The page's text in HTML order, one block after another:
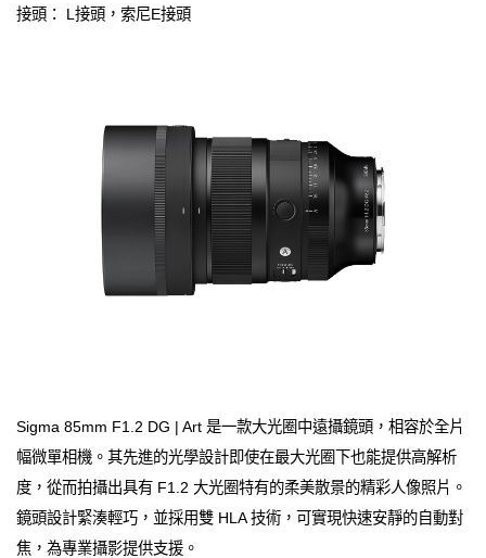
接頭： L接頭，索尼E接頭
Sigma 85mm F1.2 DG | Art 是一款大光圈中遠攝鏡頭，相容於全片
幅微單相機。其先進的光學設計即使在最大光圈下也能提供高解析
度，從而拍攝出具有 F1.2 大光圈特有的柔美散景的精彩人像照片。
鏡頭設計緊湊輕巧，並採用雙 HLA 技術，可實現快速安靜的自動對
焦，為專業攝影提供支援。